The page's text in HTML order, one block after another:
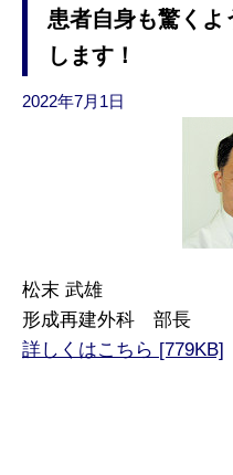
患者自身も驚く
します！
2022年7月1日
松末 武雄
形成再建外科 部長
詳しくはこちら [779KB]